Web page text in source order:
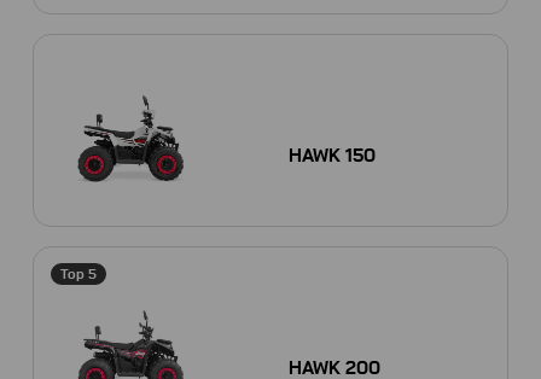
HAWK 150
Top 5
HAWK 200